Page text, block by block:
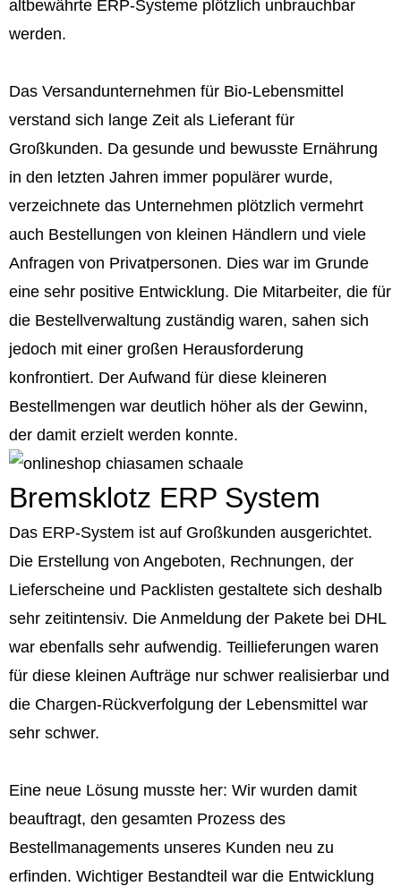
altbewährte ERP-Systeme plötzlich unbrauchbar
werden.
Das Versandunternehmen für Bio-Lebensmittel
verstand sich lange Zeit als Lieferant für
Großkunden. Da gesunde und bewusste Ernährung
in den letzten Jahren immer populärer wurde,
verzeichnete das Unternehmen plötzlich vermehrt
auch Bestellungen von kleinen Händlern und viele
Anfragen von Privatpersonen. Dies war im Grunde
eine sehr positive Entwicklung. Die Mitarbeiter, die für
die Bestellverwaltung zuständig waren, sahen sich
jedoch mit einer großen Herausforderung
konfrontiert. Der Aufwand für diese kleineren
Bestellmengen war deutlich höher als der Gewinn,
der damit erzielt werden konnte.
Bremsklotz ERP System
Das ERP-System ist auf Großkunden ausgerichtet.
Die Erstellung von Angeboten, Rechnungen, der
Lieferscheine und Packlisten gestaltete sich deshalb
sehr zeitintensiv. Die Anmeldung der Pakete bei DHL
war ebenfalls sehr aufwendig. Teillieferungen waren
für diese kleinen Aufträge nur schwer realisierbar und
die Chargen-Rückverfolgung der Lebensmittel war
sehr schwer.
Eine neue Lösung musste her: Wir wurden damit
beauftragt, den gesamten Prozess des
Bestellmanagements unseres Kunden neu zu
erfinden. Wichtiger Bestandteil war die Entwicklung